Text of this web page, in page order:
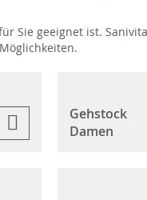
Sie geeignet ist.
Gehstock
Damen